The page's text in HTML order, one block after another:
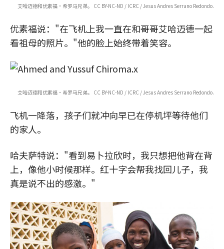
艾哈迈德和优素福·希罗马兄弟。 CC BY-NC-ND / ICRC / Jesus Andres Serrano Redondo.
优素福说："在飞机上我一直在和哥哥艾哈迈德一起
看祖母的照片。"他的脸上始终带着笑容。
x
艾哈迈德和优素福·希罗马兄弟。 CC BY-NC-ND / ICRC / Jesus Andres Serrano Redondo.
飞机一降落，孩子们就冲向早已在停机坪等待他们
的家人。
哈夫萨特说："看到易卜拉欣时，我只想把他背在背
上，像他小时候那样。红十字会帮我找回儿子，我
真是说不出的感激。"